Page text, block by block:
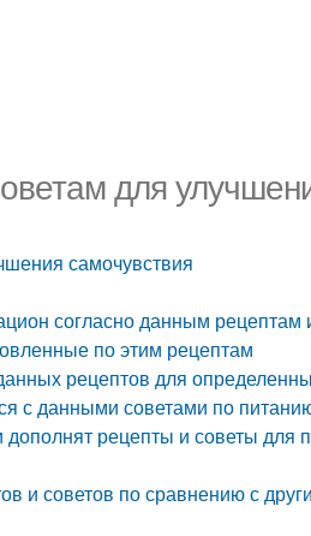
для
самочувствия
согласно данным рецептам
по этим рецептам
рецептов для
с данными советами по
рецепты и советы для
и советов по сравнению с